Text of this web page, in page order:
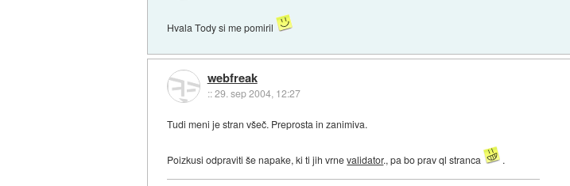
Hvala Tody si me pomiril
webfreak
::29. sep 2004, 12:27
Tudi meni je stran všeč. Preprosta in zanimiva.
Poizkusi odpraviti še napake, ki ti jih vrnevalidator., pa bo prav ql stranca .